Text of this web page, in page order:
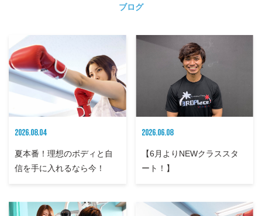
ブログ
2026.08.04
夏本番！理想のボディと自
信を手に入れるなら今！
2026.06.08
【6月よりNEWクラススタ
ート！】